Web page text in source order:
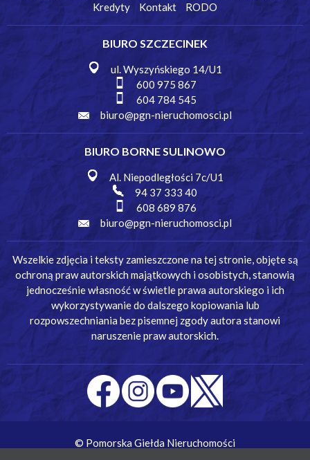
Kredyty
Kontakt RODO
BIURO SZCZECINEK
ul. Wyszyńskiego 14/U1
600 975 867
604 784 545
biuro@pgn-nieruchomosci.pl
BIURO BORNE SULINOWO
Al. Niepodległości 7c/U1
94 37 333 40
608 689 876
biuro@pgn-nieruchomosci.pl
Wszelkie zdjęcia i teksty zamieszczone na tej stronie, objęte są
ochroną praw autorskich majątkowych i osobistych, stanowią
jednocześnie własność w świetle prawa autorskiego i ich
wykorzystywanie do dalszego kopiowania lub
rozpowszechniania bez pisemnej zgody autora stanowi
naruszenie praw autorskich.
© Pomorska Giełda Nieruchomości